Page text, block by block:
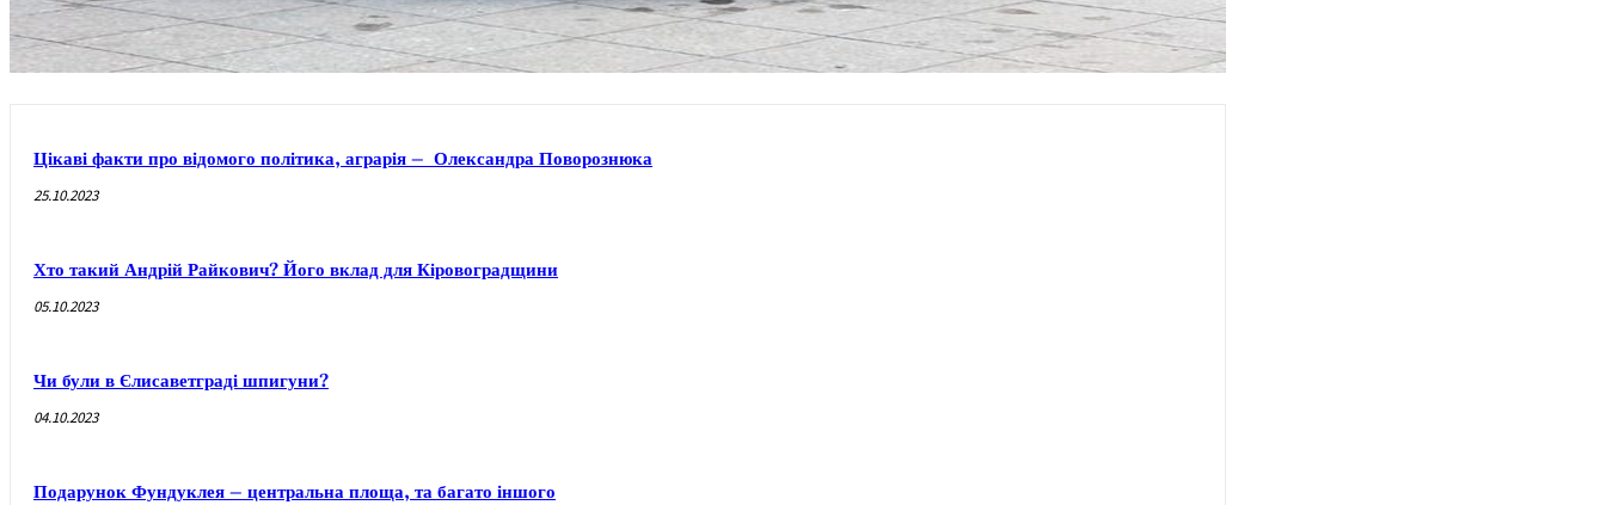
Цікаві факти про відомого політика, аграрія – Олександра Поворознюка
25.10.2023
Хто такий Андрій Райкович? Його вклад для Кіровоградщини
05.10.2023
Чи були в Єлисаветграді шпигуни?
04.10.2023
Подарунок Фундуклея – центральна площа, та багато іншого